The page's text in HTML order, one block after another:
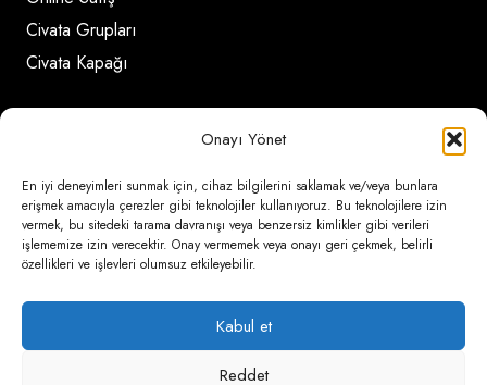
Onayı Yönet
En iyi deneyimleri sunmak için, cihaz bilgilerini saklamak ve/veya bunlara
erişmek amacıyla çerezler gibi teknolojiler kullanıyoruz. Bu teknolojilere izin
vermek, bu sitedeki tarama davranışı veya benzersiz kimlikler gibi verileri
işlememize izin verecektir. Onay vermemek veya onayı geri çekmek, belirli
özellikleri ve işlevleri olumsuz etkileyebilir.
Kabul et
Reddet
Civata Grupları
Civata Kapağı
İletişim Detayları
Ömerli Mahallesi Risalet Sokak No:6/A (Hadımköy)
– Arnavutköy / İstanbul
0850 346 6 772